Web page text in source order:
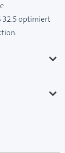
32.5 optimiert